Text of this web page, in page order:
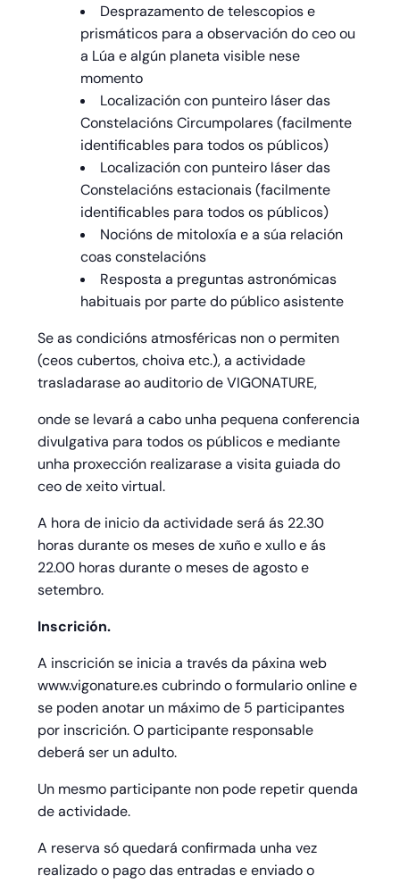
Desprazamento de telescopios e
prismáticos para a observación do ceo ou
a Lúa e algún planeta visible nese
momento
Localización con punteiro láser das
Constelacións Circumpolares (facilmente
identificables para todos os públicos)
Localización con punteiro láser das
Constelacións estacionais (facilmente
identificables para todos os públicos)
Nocións de mitoloxía e a súa relación
coas constelacións
Resposta a preguntas astronómicas
habituais por parte do público asistente
Se as condicións atmosféricas non o permiten
(ceos cubertos, choiva etc.), a actividade
trasladarase ao auditorio de VIGONATURE,
onde se levará a cabo unha pequena conferencia
divulgativa para todos os públicos e mediante
unha proxección realizarase a visita guiada do
ceo de xeito virtual.
A hora de inicio da actividade será ás 22.30
horas durante os meses de xuño e xullo e ás
22.00 horas durante o meses de agosto e
setembro.
Inscrición.
A inscrición se inicia a través da páxina web
www.vigonature.es cubrindo o formulario online e
se poden anotar un máximo de 5 participantes
por inscrición. O participante responsable
deberá ser un adulto.
Un mesmo participante non pode repetir quenda
de actividade.
A reserva só quedará confirmada unha vez
realizado o pago das entradas e enviado o